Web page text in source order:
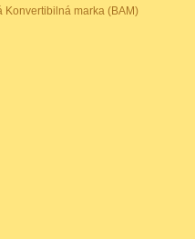
Konvertibilná marka (BAM)